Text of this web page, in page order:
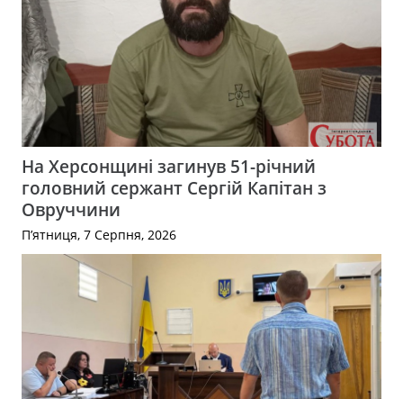
На Херсонщині загинув 51-річний
головний сержант Сергій Капітан з
Овруччини
П’ятниця, 7 Серпня, 2026